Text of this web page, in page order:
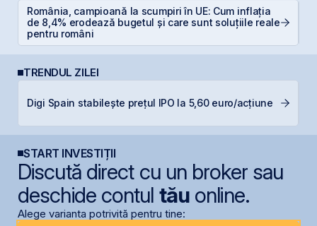
România, campioană la scumpiri în UE: Cum inflația
de 8,4% erodează bugetul și care sunt soluțiile reale
pentru români
TRENDUL ZILEI
Digi Spain stabilește prețul IPO la 5,60 euro/acțiune
START INVESTIȚII
Discută direct cu un broker sau
deschide contul tăuonline.
Alege varianta potrivită pentru tine: